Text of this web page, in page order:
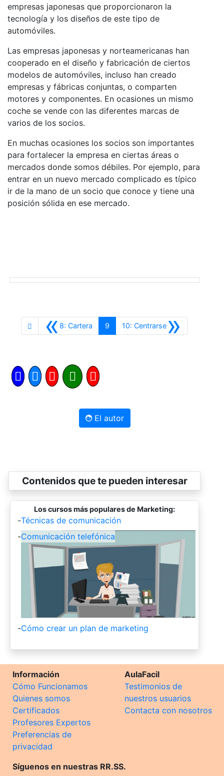
empresas japonesas que proporcionaron la
tecnología y los diseños de este tipo de
automóviles.
Las empresas japonesas y norteamericanas han
cooperado en el diseño y fabricación de ciertos
modelos de automóviles, incluso han creado
empresas y fábricas conjuntas, o comparten
motores y componentes. En ocasiones un mismo
coche se vende con las diferentes marcas de
varios de los socios.
En muchas ocasiones los socios son importantes
para fortalecer la empresa en ciertas áreas o
mercados donde somos débiles. Por ejemplo, para
entrar en un nuevo mercado complicado es típico
ir de la mano de un socio que conoce y tiene una
posición sólida en ese mercado.
«8: Cartera Anterior
9 »
10: CentrarseSiguiente
El autor
Contenidos que te pueden interesar
Los cursos más populares de Marketing:
-Técnicas de comunicación
-Comunicación telefónica
-Cómo crear un plan de marketing
Información
Cómo Funcionamos
Quienes somos
Certificados
Profesores Expertos
Preferencias de
privacidad
AulaFacil
Testimonios de
nuestros usuarios
Contacta con nosotros
Síguenos en nuestras RR.SS.